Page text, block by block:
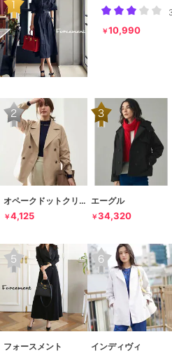
￥10,990
オペークドットクリップ
￥4,125
エーグル
￥34,320
フォースメント インディヴィ